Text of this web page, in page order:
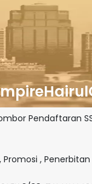
Pendaftaran
, Promosi , Penerbitan